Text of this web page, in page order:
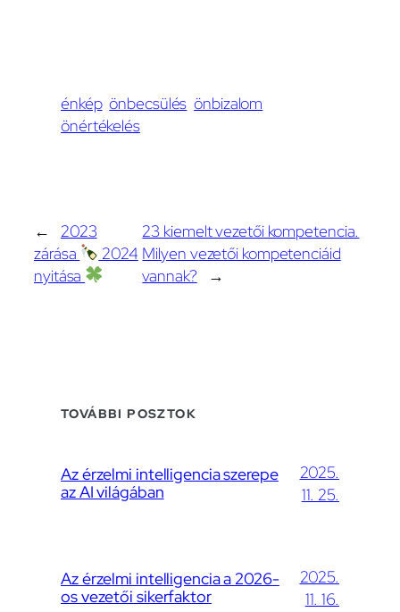
énkép önbecsülés önbizalom
önértékelés
←
2023
zárása
2024
nyitása
23 kiemelt vezetői kompetencia.
Milyen vezetői kompetenciáid
vannak?
→
TOVÁBBI POSZTOK
Az érzelmi intelligencia szerepe
az AI világában
2025.
11. 25.
Az érzelmi intelligencia a 2026-
os vezetői sikerfaktor
2025.
11. 16.